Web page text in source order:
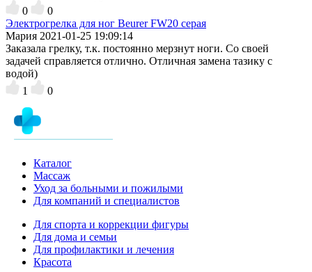
0
0
Электрогрелка для ног Beurer FW20 серая
Мария 2021-01-25 19:09:14
Заказала грелку, т.к. постоянно мерзнут ноги. Со своей
задачей справляется отлично. Отличная замена тазику с
водой)
1
0
Каталог
Массаж
Уход за больными и пожилыми
Для компаний и специалистов
Для спорта и коррекции фигуры
Для дома и семьи
Для профилактики и лечения
Красота